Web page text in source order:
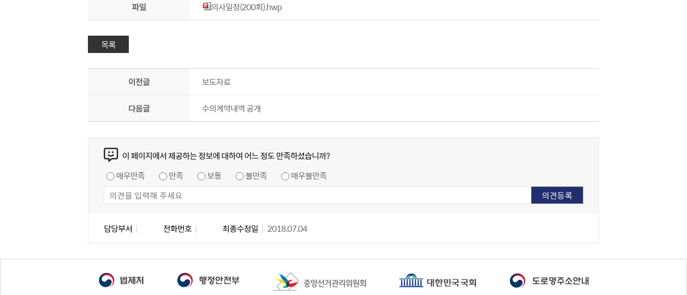
파일 의사일정(200회).hwp
목록
이전글 보도자료
다음글 수의계약내역 공개
이 페이지에서 제공하는 정보에 대하여 어느 정도 만족하셨습니까?
매우만족 만족 보통 불만족 매우불만족
담당부서 전화번호 최종수정일 2018.07.04